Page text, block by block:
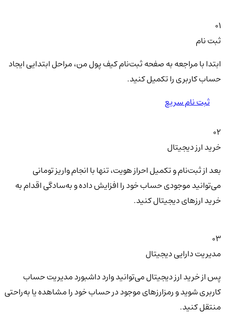
01
ثبت نام
ابتدا با مراجعه به صفحه ثبت‌نام کیف‌ پول من، مراحل ابتدایی ایجاد
حساب کاربری را تکمیل کنید.
ثبت نام سریع
02
خرید ارز دیجیتال
بعد از ثبت‌نام و تکمیل احراز هویت، تنها با انجام واریز تومانی
می‌توانید موجودی حساب خود را افزایش داده و به‌سادگی اقدام به
خرید ارزهای دیجیتال کنید.
03
مدیریت دارایی دیجیتال
پس از خرید ارز دیجیتال می‌توانید وارد داشبورد مدیریت حساب
کاربری شوید و رمزارزهای موجود در حساب خود را مشاهده یا به‌راحتی
منتقل کنید.